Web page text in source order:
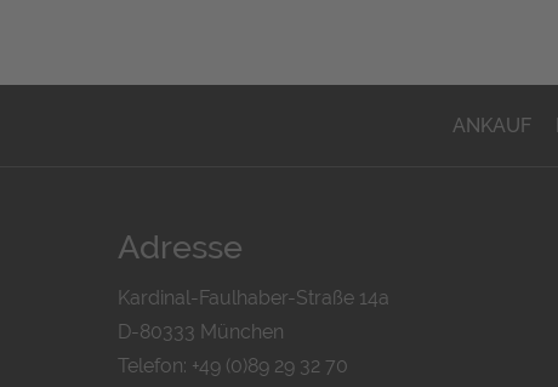
ANKAUF
Adresse
Kardinal-Faulhaber-Straße 14a
D-80333 München
Telefon: +49 (0)89 29 32 70